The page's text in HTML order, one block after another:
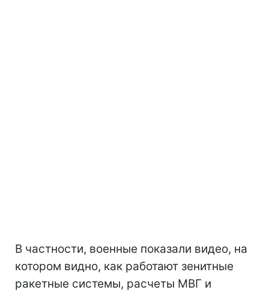
В частности, военные показали видео, на
котором видно, как работают зенитные
ракетные системы, расчеты МВГ и